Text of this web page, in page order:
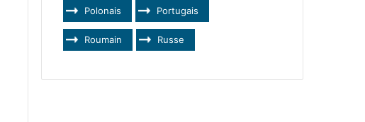
Polonais Portugais
Roumain Russe